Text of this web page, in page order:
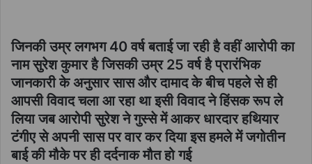
जिनकी उम्र लगभग 40 वर्ष बताई जा रही है वहीं आरोपी का
नाम सुरेश कुमार है जिसकी उम्र 25 वर्ष है प्रारंभिक
जानकारी के अनुसार सास और दामाद के बीच पहले से ही
आपसी विवाद चला आ रहा था इसी विवाद ने हिंसक रूप ले
लिया जब आरोपी सुरेश ने गुस्से में आकर धारदार हथियार
टंगीए से अपनी सास पर वार कर दिया इस हमले में जगोतीन
बाई की मौके पर ही दर्दनाक मौत हो गई